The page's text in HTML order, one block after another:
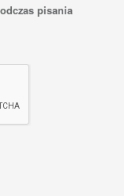
pisania